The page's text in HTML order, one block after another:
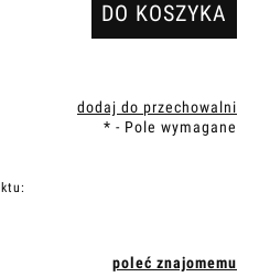
DO KOSZYKA
dodaj do przechowalni
* - Pole wymagane
poleć znajomemu